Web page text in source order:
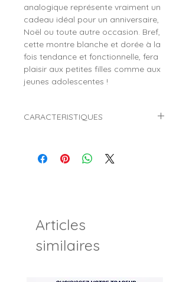
analogique représente vraiment un
cadeau idéal pour un anniversaire,
Noël ou toute autre occasion. Bref,
cette montre blanche et dorée à la
fois tendance et fonctionnelle, fera
plaisir aux petites filles comme aux
jeunes adolescentes !
CARACTERISTIQUES
654942
Genre :
Fille
Matière du boitier :
Minéral
Matière du bracelet :
Articles
similaires